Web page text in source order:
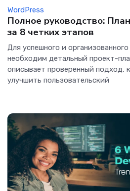
WordPress
Полное руководство:
за 8 четких этапов
Для успешного и
необходим детальный проект-
описывает проверенный подход,
улучшить пользовательский